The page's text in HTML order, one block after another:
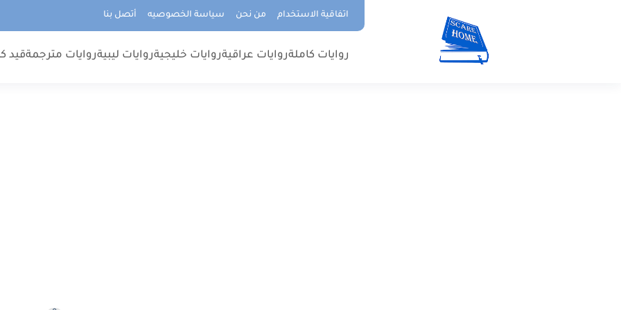
اتفاقية الاستخدام من نحن سياسة الخصوصيه أتصل بنا
روايات كاملةروايات عراقيةروايات خليجيةروايات ليبيةروايات مترجمةقيد